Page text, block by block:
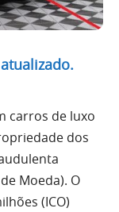
carros de luxo
dos
Moeda). O
(ICO)